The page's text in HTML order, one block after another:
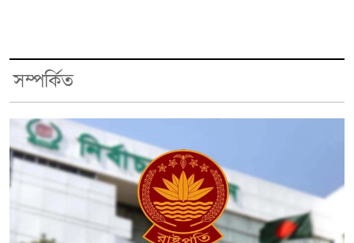
সম্পর্কিত